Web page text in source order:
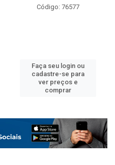
Código: 76577
Faça seu login ou
cadastre-se para
ver preços e
comprar